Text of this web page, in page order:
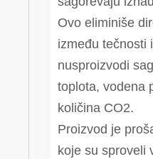
Ovo eliminiše
između tečnosti
nusproizvodi
toplota, vodena
količina CO2.
Proizvod je
koje su sproveli